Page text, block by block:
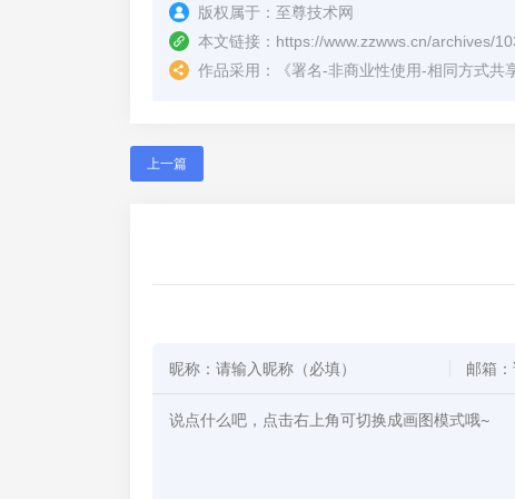
版权属于： 至尊技术网
本文链接： https://www.zzwws.cn/archives/
作品采用：
《署名-非商业性使用-相同方式共
上一篇